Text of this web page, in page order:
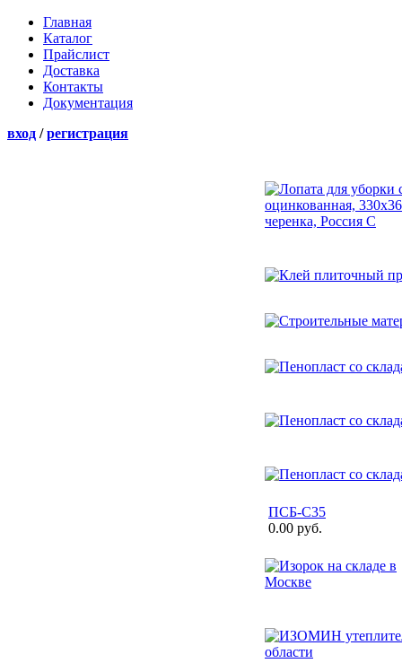
Главная
Каталог
Прайслист
Доставка
Контакты
Документация
вход /регистрация
ПСБ-С35
0.00 руб.